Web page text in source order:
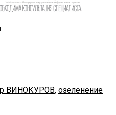
ВИНОКУРОВ, озеленение